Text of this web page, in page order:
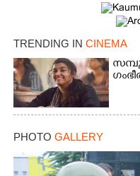
TRENDING IN CINEMA
PHOTO GALLERY